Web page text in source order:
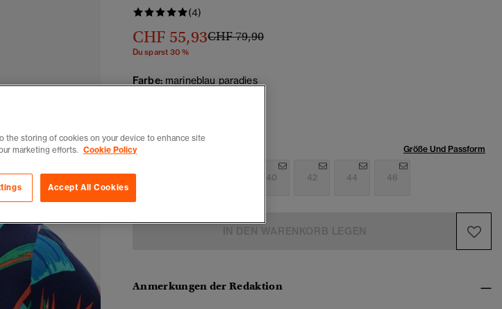
(4)
CHF 55,93Preis wurde reduziert von
CHF 79,90bis
Du sparst 30 %
Farbe: marineblau paradies
Auswählen Größe: Größe Und Passform
40 42 44 46
IN DEN WARENKORB LEGEN
Anmerkungen der Redaktion
the storing of cookies on your device to enhance site
marketing efforts. Cookie Policy
Accept All Cookies